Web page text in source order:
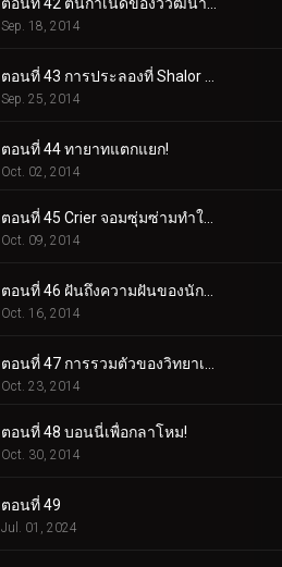
Sep. 18, 2014
Sep. 25, 2014
ตอนที่ 44 ทายาทแตกแยก!
Oct. 02, 2014
Oct. 09, 2014
Oct. 16, 2014
Oct. 23, 2014
ตอนที่ 48 บอนนี่เพื่อกลาโหม!
Oct. 30, 2014
ตอนที่ 49
Jul. 01, 2024